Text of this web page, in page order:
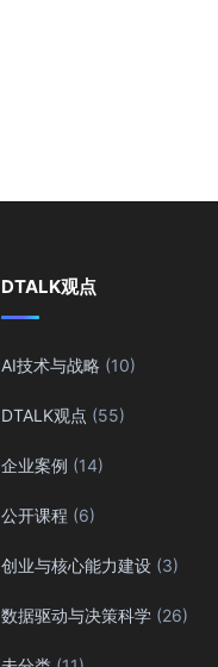
DTALK观点
AI技术与战略 (10)
DTALK观点 (55)
企业案例 (14)
公开课程 (6)
创业与核心能力建设 (3)
数据驱动与决策科学 (26)